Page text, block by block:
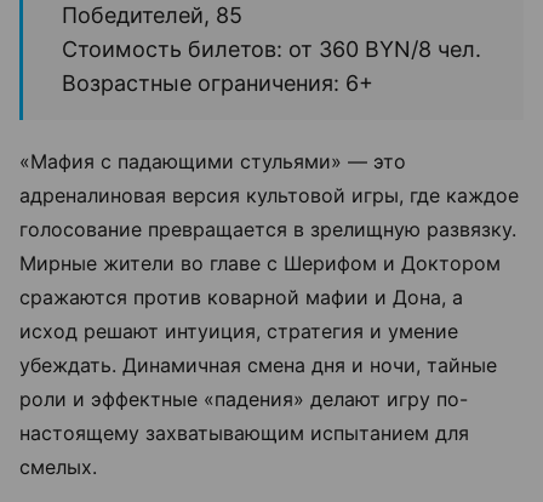
Победителей, 85
Стоимость билетов: от 360 BYN/8 чел.
Возрастные ограничения: 6+
«Мафия с падающими стульями» — это
адреналиновая версия культовой игры, где каждое
голосование превращается в зрелищную развязку.
Мирные жители во главе с Шерифом и Доктором
сражаются против коварной мафии и Дона, а
исход решают интуиция, стратегия и умение
убеждать. Динамичная смена дня и ночи, тайные
роли и эффектные «падения» делают игру по-
настоящему захватывающим испытанием для
смелых.